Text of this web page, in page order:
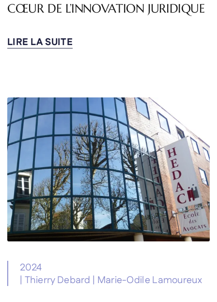
CŒUR DE L’INNOVATION JURIDIQUE
LIRE LA SUITE
2024
| Thierry Debard | Marie-Odile Lamoureux